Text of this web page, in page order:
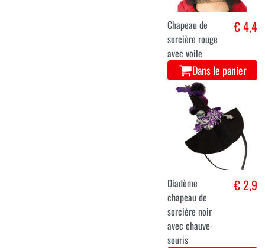
Chapeau de
sorcière rouge
avec voile
€ 4,4
Dans le panier
Diadème
chapeau de
sorcière noir
avec chauve-
souris
€ 2,9